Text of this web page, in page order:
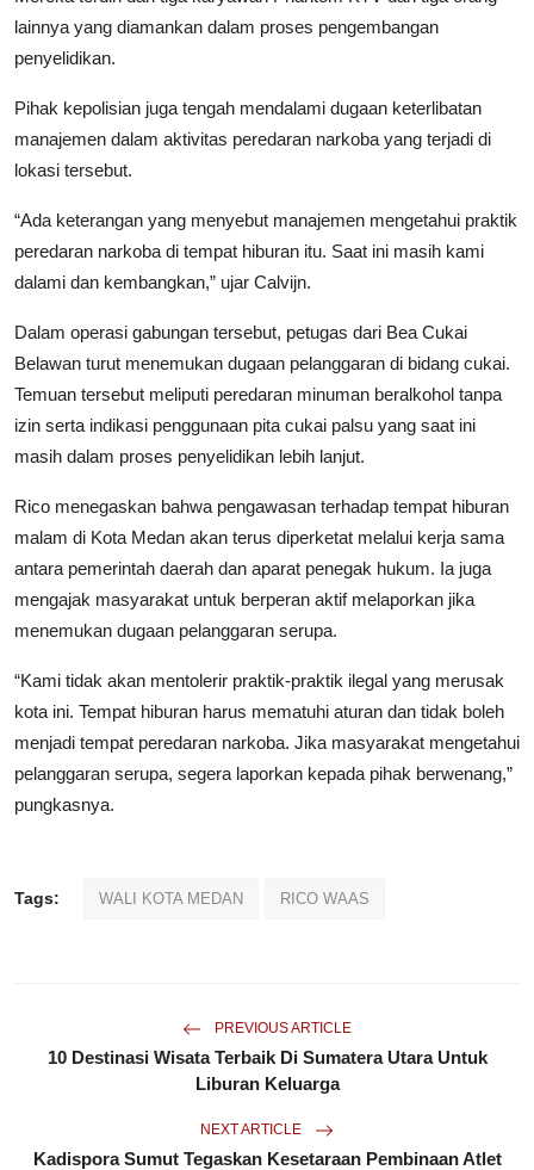
lainnya yang diamankan dalam proses pengembangan
penyelidikan.
Pihak kepolisian juga tengah mendalami dugaan keterlibatan
manajemen dalam aktivitas peredaran narkoba yang terjadi di
lokasi tersebut.
“Ada keterangan yang menyebut manajemen mengetahui praktik
peredaran narkoba di tempat hiburan itu. Saat ini masih kami
dalami dan kembangkan,” ujar Calvijn.
Dalam operasi gabungan tersebut, petugas dari Bea Cukai
Belawan turut menemukan dugaan pelanggaran di bidang cukai.
Temuan tersebut meliputi peredaran minuman beralkohol tanpa
izin serta indikasi penggunaan pita cukai palsu yang saat ini
masih dalam proses penyelidikan lebih lanjut.
Rico menegaskan bahwa pengawasan terhadap tempat hiburan
malam di Kota Medan akan terus diperketat melalui kerja sama
antara pemerintah daerah dan aparat penegak hukum. Ia juga
mengajak masyarakat untuk berperan aktif melaporkan jika
menemukan dugaan pelanggaran serupa.
“Kami tidak akan mentolerir praktik-praktik ilegal yang merusak
kota ini. Tempat hiburan harus mematuhi aturan dan tidak boleh
menjadi tempat peredaran narkoba. Jika masyarakat mengetahui
pelanggaran serupa, segera laporkan kepada pihak berwenang,”
pungkasnya.
Tags: WALI KOTA MEDAN RICO WAAS
PREVIOUS ARTICLE
10 Destinasi Wisata Terbaik Di Sumatera Utara Untuk
Liburan Keluarga
NEXT ARTICLE
Kadispora Sumut Tegaskan Kesetaraan Pembinaan Atlet